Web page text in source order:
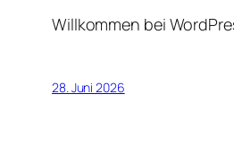
Willkommen bei
28. Juni 2026